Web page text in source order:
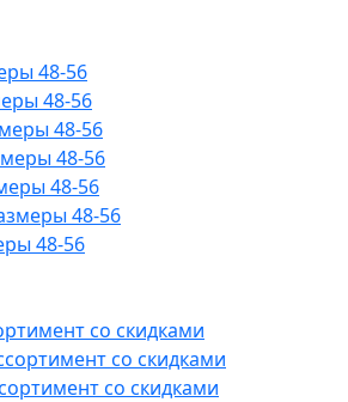
48-56
48-56
48-56
48-56
48-56
48-56
48-56
со скидками
со скидками
со скидками